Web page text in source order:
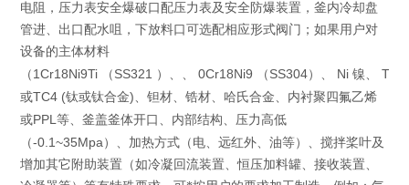
电阻，压力表安全爆破口配压力表及安全防爆装置，釜内冷却盘
管进、出口配水咀，下放料口可选配相应形式阀门；如果用户对
设备的主体材料
（ 1Cr18Ni9Ti （ SS321 ）、、 0Cr18Ni9 （ SS304）、 Ni镍、 TA2
或TC4 (钛或钛合金)、钽材、锆材、哈氏合金、内衬聚四氟乙烯
或PPL等、釜盖釜体开口、内部结构、压力高低
（-0.1~35Mpa ）、加热方式（电、远红外、油等）、搅拌桨叶及
增加其它附助装置（如冷凝回流装置、恒压加料罐、接收装置、